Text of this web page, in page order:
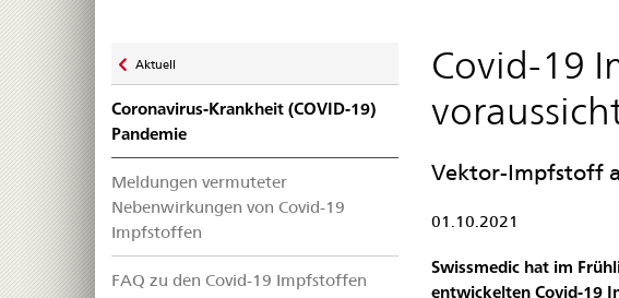
zu
Aktuell
Coronavirus-Krankheit (COVID-19)
Pandemie
Meldungen vermuteter
Nebenwirkungen von Covid-19
Impfstoffen
FAQ zu den Covid-19 Impfstoffen
Covid-19
Vektor-Impfstoff
01.10.2021
Swissmedic hat im
entwickelten Covid-19